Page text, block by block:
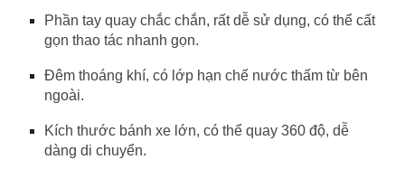
Phần tay quay chắc chắn, rất dễ sử dụng, có thể cất
gọn thao tác nhanh gọn.
Đêm thoáng khí, có lớp hạn chế nước thấm từ bên
ngoài.
Kích thước bánh xe lớn, có thể quay 360 độ, dễ
dàng di chuyển.